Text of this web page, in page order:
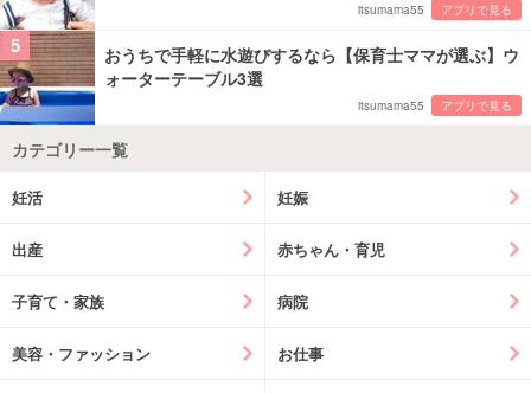
itsumama55 アプリで見る
5
おうちで手軽に水遊びするなら【保育士ママが選ぶ】ウ
ォーターテーブル3選
itsumama55 アプリで見る
カテゴリー一覧
妊活 妊娠
出産 赤ちゃん・育児
子育て・家族 病院
美容・ファッション お仕事